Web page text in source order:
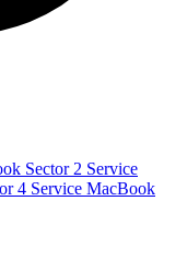
Sector 2 Service
4 Service MacBook